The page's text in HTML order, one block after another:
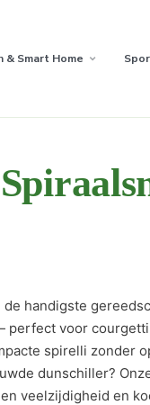
& Smart Home
de handigste
voor
spirelli zonder
dunschiller?
veelzijdigheid en